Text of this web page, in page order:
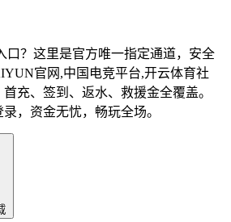
口？这里是官方唯一指定通道，安全
官网,中国电竞平台,开云体育社
充、签到、返水、救援金全覆盖。
，资金无忧，畅玩全场。